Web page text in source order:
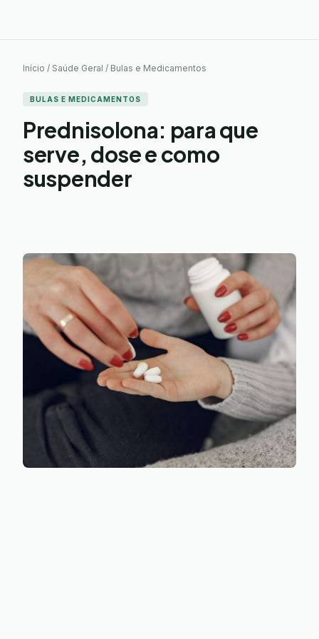
Início / Saúde Geral / Bulas e Medicamentos
BULAS E MEDICAMENTOS
Prednisolona: para que
serve, dose e como
suspender